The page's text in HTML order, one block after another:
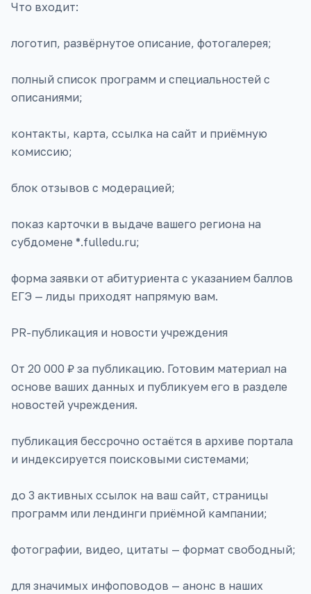
Что входит:
логотип, развёрнутое описание, фотогалерея;
полный список программ и специальностей с
описаниями;
контакты, карта, ссылка на сайт и приёмную
комиссию;
блок отзывов с модерацией;
показ карточки в выдаче вашего региона на
субдомене *.fulledu.ru;
форма заявки от абитуриента с указанием баллов
ЕГЭ — лиды приходят напрямую вам.
PR-публикация и новости учреждения
От 20 000 ₽ за публикацию. Готовим материал на
основе ваших данных и публикуем его в разделе
новостей учреждения.
публикация бессрочно остаётся в архиве портала
и индексируется поисковыми системами;
до 3 активных ссылок на ваш сайт, страницы
программ или лендинги приёмной кампании;
фотографии, видео, цитаты — формат свободный;
для значимых инфоповодов — анонс в наших